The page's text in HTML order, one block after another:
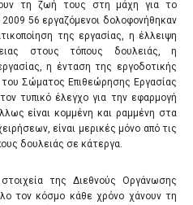
τη ζωή τους στη μάχη για το
56 εργαζόμενοι δολοφονήθηκαν
της εργασίας, η έλλειψη
στους τόπους δουλειάς, η
η ένταση της εργοδοτικής
Σώματος Επιθεώρησης Εργασίας
τυπικό έλεγχο για την εφαρμογή
είναι κομμένη και ραμμένη στα
είναι μερικές μόνο από τις
δουλειάς σε κάτεργα.
της Διεθνούς Οργάνωσης
τον κόσμο κάθε χρόνο χάνουν τη